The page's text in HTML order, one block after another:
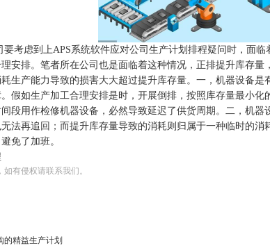
要考虑到上APS系统软件应对公司生产计划排程疑问时，面
安排。笔者所在公司也是面临着这种情况，正排提升库存
生产能力导致的损害大大超过提升库存量。 一， 机器设备是
假如生产加工合理安排是时，开展倒排，按照库存量最小化
段用作检修机器设备，必然导致延迟了供货周期。二，机
法再追回；而提升库存量导致的消耗则归属于一种临时的
免了加班。
有侵权请联系我们。
的精益生产计划